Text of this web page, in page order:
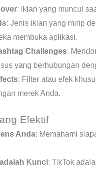
: Iklan yang muncul
: Jenis iklan yang mirip
membuka aplikasi.
Challenges:
yang berhubungan
: Filter atau efek
merek Anda.
Efektif
Anda: Memahami
Kunci: TikTok